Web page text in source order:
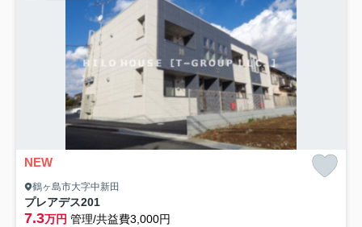
NEW
鶴ヶ島市大字中新田
プレアデス201
7.3万円 管理/共益費3,000円